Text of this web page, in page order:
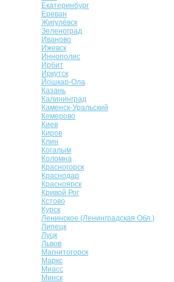
Екатеринбург
Ереван
Жигулёвск
Зеленоград
Иваново
Ижевск
Иннополис
Ирбит
Иркутск
Йошкар-Ола
Казань
Калининград
Каменск-Уральский
Кемерово
Киев
Киров
Клин
Когалым
Коломна
Красногорск
Краснодар
Красноярск
Кривой Рог
Кстово
Курск
Ленинское (Ленинградская Обл.)
Липецк
Луцк
Львов
Магнитогорск
Маркс
Миасс
Минск